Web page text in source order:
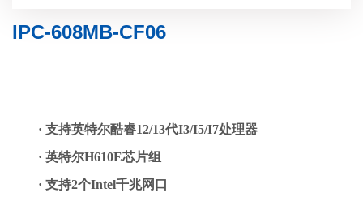
IPC-608MB-CF06
· 支持英特尔酷睿12/13代I3/I5/I7处理器
· 英特尔H610E芯片组
· 支持2个Intel千兆网口